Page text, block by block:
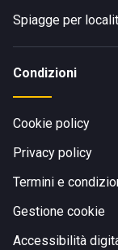
Spiagge per
Condizioni
Cookie policy
Privacy policy
Termini e
Gestione cookie
Accessibilità